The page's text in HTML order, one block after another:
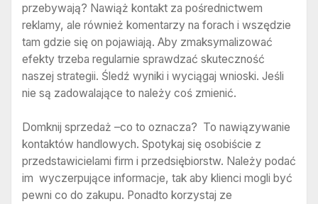
przebywają? Nawiąż kontakt za pośrednictwem
reklamy, ale również komentarzy na forach i wszędzie
tam gdzie się on pojawiają. Aby zmaksymalizować
efekty trzeba regularnie sprawdzać skuteczność
naszej strategii. Śledź wyniki i wyciągaj wnioski. Jeśli
nie są zadowalające to należy coś zmienić.
Domknij sprzedaż –co to oznacza? To nawiązywanie
kontaktów handlowych. Spotykaj się osobiście z
przedstawicielami firm i przedsiębiorstw. Należy podać
im wyczerpujące informacje, tak aby klienci mogli być
pewni co do zakupu. Ponadto korzystaj ze